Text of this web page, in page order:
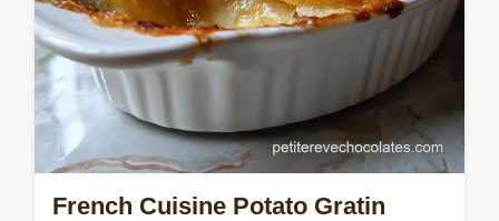
French Cuisine Potato Gratin